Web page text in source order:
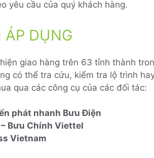
yêu cầu của quý khách hàng.
ÁP DỤNG
giao hàng trên 63 tỉnh thành
có thể tra cứu, kiểm tra lộ trình
qua các công cụ của các đối tác:
phát nhanh Bưu Điện
Bưu Chính Viettel
Vietnam